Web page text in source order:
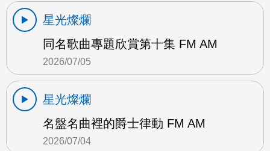
星光燦爛
同名歌曲專題欣賞第十集 FM AM
2026/07/05
星光燦爛
名盤名曲裡的爵士律動 FM AM
2026/07/04